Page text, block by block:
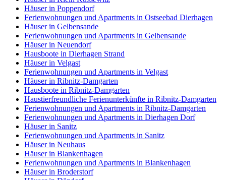
Häuser in Poppendorf
Ferienwohnungen und Apartments in Ostseebad Dierhagen
Häuser in Gelbensande
Ferienwohnungen und Apartments in Gelbensande
Häuser in Neuendorf
Hausboote in Dierhagen Strand
Häuser in Velgast
Ferienwohnungen und Apartments in Velgast
Häuser in Ribnitz-Damgarten
Hausboote in Ribnitz-Damgarten
Haustierfreundliche Ferienunterkünfte in Ribnitz-Damgarten
Ferienwohnungen und Apartments in Ribnitz-Damgarten
Ferienwohnungen und Apartments in Dierhagen Dorf
Häuser in Sanitz
Ferienwohnungen und Apartments in Sanitz
Häuser in Neuhaus
Häuser in Blankenhagen
Ferienwohnungen und Apartments in Blankenhagen
Häuser in Broderstorf